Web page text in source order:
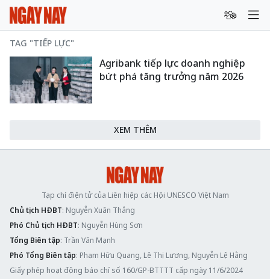
TAG "TIẾP LỰC"
Agribank tiếp lực doanh nghiệp
bứt phá tăng trưởng năm 2026
XEM THÊM
Tạp chí điện tử của Liên hiệp các Hội UNESCO Việt Nam
Chủ tịch HĐBT: Nguyễn Xuân Thắng
Phó Chủ tịch HĐBT: Nguyễn Hùng Sơn
Tổng Biên tập: Trần Văn Mạnh
Phó Tổng Biên tập: Phạm Hữu Quang, Lê Thị Lương, Nguyễn Lệ Hằng
Giấy phép hoạt động báo chí số 160/GP-BTTTT cấp ngày 11/6/2024